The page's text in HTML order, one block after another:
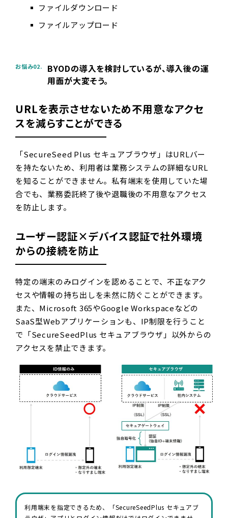
ファイルダウンロード
ファイルアップロード
お悩み02.
BYODの導入を検討しているが、導入後の運
用面が大変そう。
URLを表示させないため不用意なアクセ
スを減らすことができる
「SecureSeed Plus セキュアブラウザ」はURLバー
を持たないため、利用者は業務システムの詳細なURL
を知ることができません。私有端末を使用していた場
合でも、業務委託終了後や退職後の不用意なアクセス
を防止します。
ユーザー認証×デバイス認証で社外環境
からの接続を防止
特定の端末のみログインを認めることで、不正なアク
セスや情報の持ち出しを未然に防ぐことができます。
また、Microsoft 365やGoogle Workspaceなどの
SaaS型Webアプリケーションも、IP制限を行うこと
で「SecureSeedPlus セキュアブラウザ」以外からの
アクセスを禁止できます。
利用端末を指定できるため、「SecureSeedPlus セキュアブ